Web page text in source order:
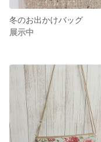
冬のお出かけバッグ
展示中